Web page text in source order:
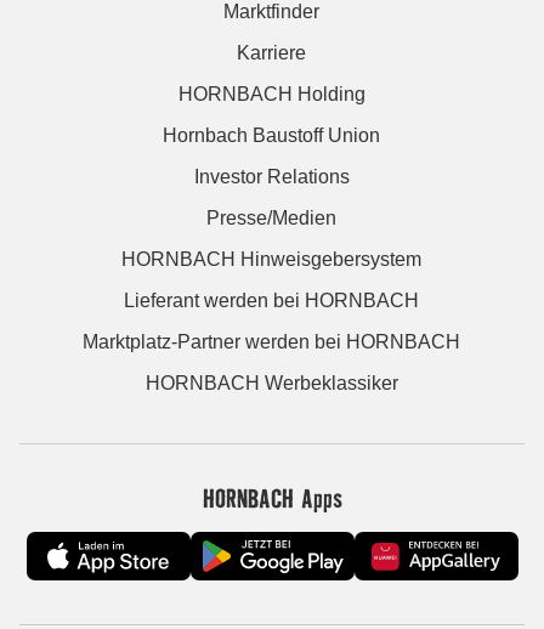
Marktfinder
Karriere
HORNBACH Holding
Hornbach Baustoff Union
Investor Relations
Presse/Medien
HORNBACH Hinweisgebersystem
Lieferant werden bei HORNBACH
Marktplatz-Partner werden bei HORNBACH
HORNBACH Werbeklassiker
HORNBACH Apps